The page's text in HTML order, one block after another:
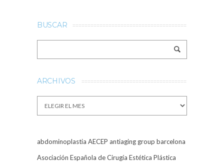
BUSCAR
ARCHIVOS
Archivos
abdominoplastia AECEP antiaging group barcelona
Asociación Española de Cirugía Estética Plástica